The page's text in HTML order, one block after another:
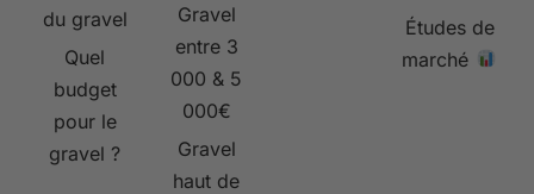
du gravel
Quel
budget
pour le
gravel ?
Gravel
entre 3
000 & 5
000€
Gravel
haut de
Études de
marché